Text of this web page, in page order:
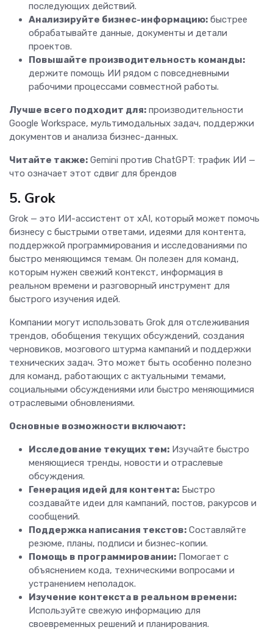
последующих действий.
Анализируйте бизнес-информацию: быстрее
обрабатывайте данные, документы и детали
проектов.
Повышайте производительность команды:
держите помощь ИИ рядом с повседневными
рабочими процессами совместной работы.
Лучше всего подходит для: производительности
Google Workspace, мультимодальных задач, поддержки
документов и анализа бизнес-данных.
Читайте также: Gemini против ChatGPT: трафик ИИ —
что означает этот сдвиг для брендов
5. Grok
Grok — это ИИ-ассистент от xAI, который может помочь
бизнесу с быстрыми ответами, идеями для контента,
поддержкой программирования и исследованиями по
быстро меняющимся темам. Он полезен для команд,
которым нужен свежий контекст, информация в
реальном времени и разговорный инструмент для
быстрого изучения идей.
Компании могут использовать Grok для отслеживания
трендов, обобщения текущих обсуждений, создания
черновиков, мозгового штурма кампаний и поддержки
технических задач. Это может быть особенно полезно
для команд, работающих с актуальными темами,
социальными обсуждениями или быстро меняющимися
отраслевыми обновлениями.
Основные возможности включают:
Исследование текущих тем: Изучайте быстро
меняющиеся тренды, новости и отраслевые
обсуждения.
Генерация идей для контента: Быстро
создавайте идеи для кампаний, постов, ракурсов и
сообщений.
Поддержка написания текстов: Составляйте
резюме, планы, подписи и бизнес-копии.
Помощь в программировании: Помогает с
объяснением кода, техническими вопросами и
устранением неполадок.
Изучение контекста в реальном времени:
Используйте свежую информацию для
своевременных решений и планирования.